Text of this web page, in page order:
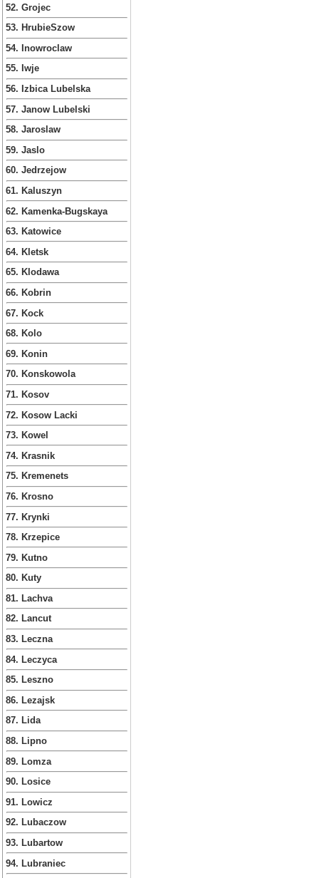
52. Grojec
53. HrubieSzow
54. Inowroclaw
55. Iwje
56. Izbica Lubelska
57. Janow Lubelski
58. Jaroslaw
59. Jaslo
60. Jedrzejow
61. Kaluszyn
62. Kamenka-Bugskaya
63. Katowice
64. Kletsk
65. Klodawa
66. Kobrin
67. Kock
68. Kolo
69. Konin
70. Konskowola
71. Kosov
72. Kosow Lacki
73. Kowel
74. Krasnik
75. Kremenets
76. Krosno
77. Krynki
78. Krzepice
79. Kutno
80. Kuty
81. Lachva
82. Lancut
83. Leczna
84. Leczyca
85. Leszno
86. Lezajsk
87. Lida
88. Lipno
89. Lomza
90. Losice
91. Lowicz
92. Lubaczow
93. Lubartow
94. Lubraniec